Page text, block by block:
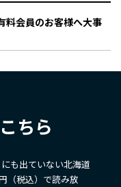
料会員のお客様へ大事
ちら
も出ていない北海道
（税込）で読み放